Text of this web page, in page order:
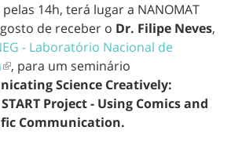
pelas 14h, terá lugar a NANOMAT
de receber o Dr. Filipe Neves,
- Laboratório Nacional de
, para um seminário
Science Creatively:
Project - Using Comics and
Communication.